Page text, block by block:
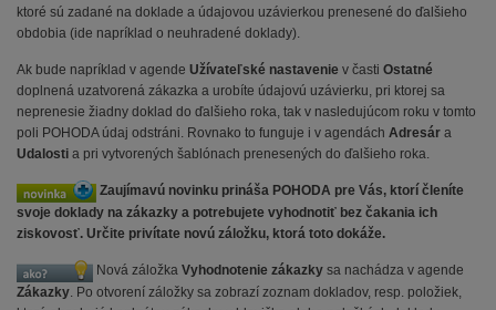
ktoré sú zadané na doklade a údajovou uzávierkou prenesené do ďalšieho
obdobia (ide napríklad o neuhradené doklady).
Ak bude napríklad v agende Užívateľské nastavenie v časti Ostatné
doplnená uzatvorená zákazka a urobíte údajovú uzávierku, pri ktorej sa
neprenesie žiadny doklad do ďalšieho roka, tak v nasledujúcom roku v tomto
poli POHODA údaj odstráni. Rovnako to funguje i v agendách Adresár a
Udalosti a pri vytvorených šablónach prenesených do ďalšieho roka.
Zaujímavú novinku prináša POHODA pre Vás, ktorí členíte
svoje doklady na zákazky a potrebujete vyhodnotiť bez čakania ich
ziskovosť. Určite privítate novú záložku, ktorá toto dokáže.
Nová záložka Vyhodnotenie zákazky sa nachádza v agende
Zákazky. Po otvorení záložky sa zobrazí zoznam dokladov, resp. položiek,